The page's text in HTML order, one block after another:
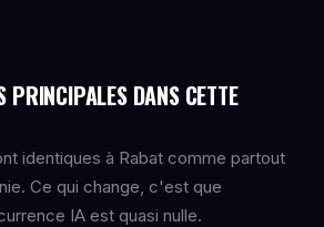
PRINCIPALES DANS CETTE
identiques à Rabat comme partout
Ce qui change, c'est que
IA est quasi nulle.